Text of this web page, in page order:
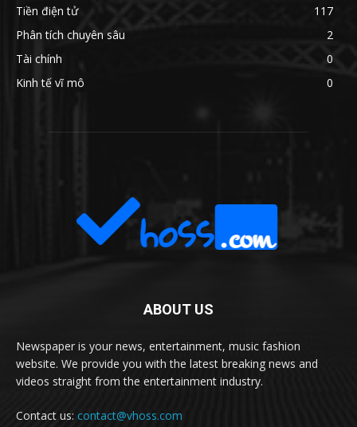
Tiền điện tử
117
Phân tích chuyên sâu
2
Tài chính
0
Kinh tế vĩ mô
0
ABOUT US
Newspaper is your news, entertainment, music fashion
website. We provide you with the latest breaking news and
videos straight from the entertainment industry.
Contact us: contact@vhoss.com